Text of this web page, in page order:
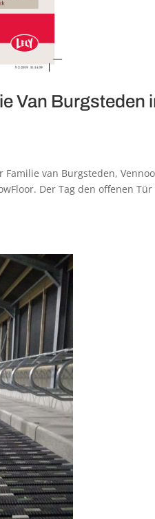
Van Burgsteden
van Burgsteden,
Der Tag den offenen